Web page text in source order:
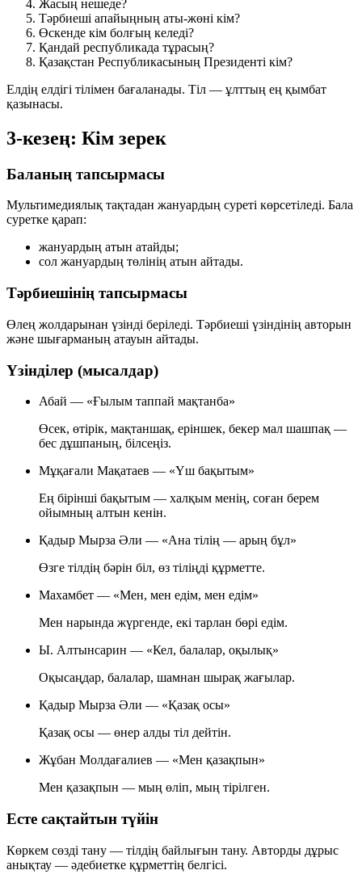
Жасың нешеде?
Тәрбиеші апайыңның аты-жөні кім?
Өскенде кім болғың келеді?
Қандай республикада тұрасың?
Қазақстан Республикасының Президенті кім?
Елдің елдігі тілімен бағаланады. Тіл — ұлттың ең қымбат
қазынасы.
3-кезең: Кім зерек
Баланың тапсырмасы
Мультимедиялық тақтадан жануардың суреті көрсетіледі. Бала
суретке қарап:
жануардың атын атайды;
сол жануардың төлінің атын айтады.
Тәрбиешінің тапсырмасы
Өлең жолдарынан үзінді беріледі. Тәрбиеші үзіндінің авторын
және шығарманың атауын айтады.
Үзінділер (мысалдар)
Абай — «Ғылым таппай мақтанба»
Өсек, өтірік, мақтаншақ, еріншек, бекер мал шашпақ —
бес дұшпаның, білсеңіз.
Мұқағали Мақатаев — «Үш бақытым»
Ең бірінші бақытым — халқым менің, соған берем
ойымның алтын кенін.
Қадыр Мырза Әли — «Ана тілің — арың бұл»
Өзге тілдің бәрін біл, өз тіліңді құрметте.
Махамбет — «Мен, мен едім, мен едім»
Мен нарында жүргенде, екі тарлан бөрі едім.
Ы. Алтынсарин — «Кел, балалар, оқылық»
Оқысаңдар, балалар, шамнан шырақ жағылар.
Қадыр Мырза Әли — «Қазақ осы»
Қазақ осы — өнер алды тіл дейтін.
Жұбан Молдағалиев — «Мен қазақпын»
Мен қазақпын — мың өліп, мың тірілген.
Есте сақтайтын түйін
Көркем сөзді тану — тілдің байлығын тану. Авторды дұрыс
анықтау — әдебиетке құрметтің белгісі.